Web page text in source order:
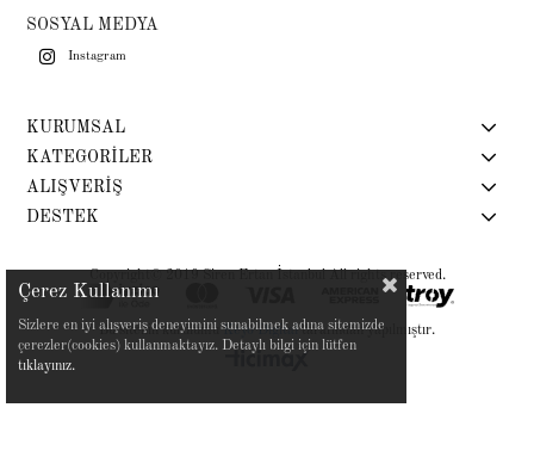
SOSYAL MEDYA
Instagram
KURUMSAL
KATEGORİLER
ALIŞVERİŞ
DESTEK
Copyright© 2019 Siren Ertan İstanbul All rights reserved.
Bu sitenin kurulumuKeyo Digital tarafından yapılmıştır.
Çerez Kullanımı
Sizlere en iyi alışveriş deneyimini sunabilmek adına sitemizde
çerezler(cookies) kullanmaktayız. Detaylı bilgi için lütfen
tıklayınız.